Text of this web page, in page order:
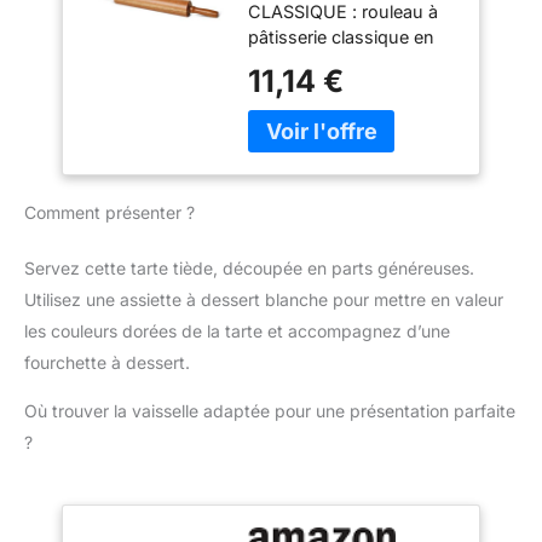
CONTENU DE LA BOITE :
Blender, pichet en
vaisselle, gourde
nomade
pâtisserie en bois de
hêtre. REMARQUE Ne
pas mettre le produit
dans le lave-vaisselle +
ne pas tremper le produit
dans l'eau
d’Acacia
CLASSIQUE : rouleau à
pâtisserie classique en
de pâtisseries et de
viennoiseries ; rouleau
antiadhésif et rotatif
D’ACACIA : rouleau à
pâtisserie en bois
d’acacia avec un motif
unique de grain de bois
rouleau rotatif et les
11,14 €
Comment présenter ?
Servez cette tarte tiède, découpée en parts généreuses.
Utilisez une assiette à dessert blanche pour mettre en valeur
les couleurs dorées de la tarte et accompagnez d’une
fourchette à dessert.
Où trouver la vaisselle adaptée pour une présentation parfaite
?